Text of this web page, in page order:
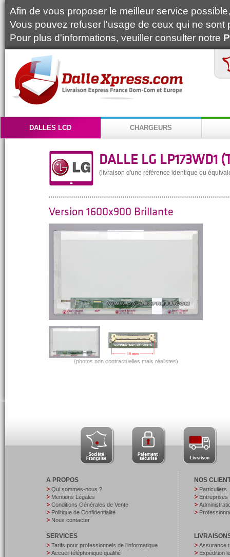
Afin de vous proposer le meilleur service
Vous pouvez refuser l'usage de ceux qui ne
Pour plus d'informations, veuiller consulter notre
DALLES LCD CHARGEURS
DALLE LG LP173WD1
(livraison d'une référence identique ou
Version 1600x900 Brillante
(photos non contractuelles mais réalistes)
A PROPOS
Qui sommes-nous ?
Mentions Légales
Conditions Générales de Vente
Politique de Confidentialité
Nous contacter
SERVICES
Tarifs pour professionnels de l’informatique
Accueil téléphonique qualifié
NOS
Particuliers
Entreprises
Assurance
Expédition